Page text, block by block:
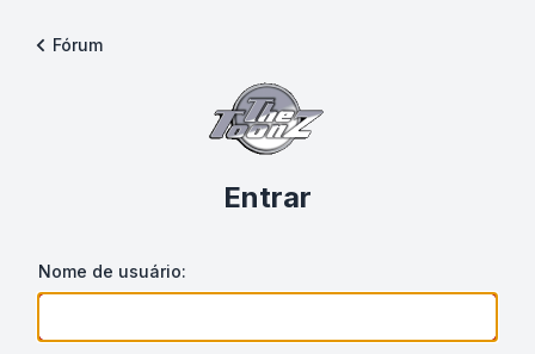
Fórum
Entrar
Nome de usuário: